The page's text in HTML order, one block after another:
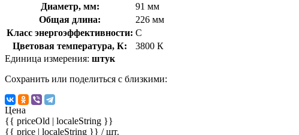
Диаметр, мм:
91 мм
Общая длина:
226 мм
Класс энергоэффективности: C
Цветовая температура, К:
3800 К
Единица измерения: штук
Сохранить или поделиться с близкими:
Цена
{{ priceOld | localeString }}
{{ price | localeString }} / шт.